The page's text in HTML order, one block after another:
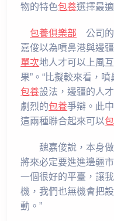
物的特色包養選擇最
包養俱樂部 公司的
嘉俊以為噴鼻港與邊
單次地人才可以上風
果”。“比擬較來看，
包養設法，邊疆的人
劇烈的包養爭辯。此
這兩種聯合起來可以
魏嘉俊說，本身做
將來必定要進進邊疆
一個很好的平臺，讓
機，我們也無機會把
動。”